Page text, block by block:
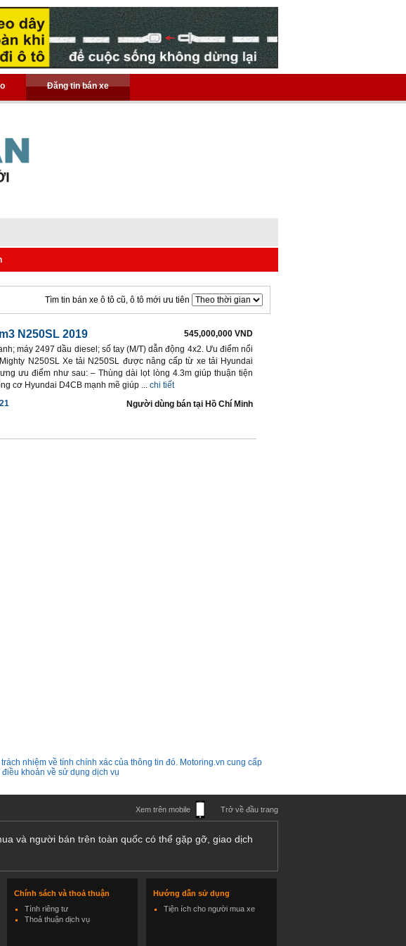
Đăng tin bán xe
Tìm tin bán xe ô tô cũ, ô tô mới ưu tiên
N250SL 2019
545,000,000 VND
máy 2497 dầu diesel; số tay (M/T) dẫn động 4x2. Ưu điểm nổi
N250SL Xe tải N250SL được nâng cấp từ xe tải Hyundai
ưu điểm như sau: – Thùng dài lọt lòng 4.3m giúp thuận tiện
cơ Hyundai D4CB mạnh mẽ giúp ... chi tiết
Người dùng bán tại Hồ Chí Minh
nhiệm về tính chính xác của thông tin đó. Motoring.vn cung cấp
khoản về sử dụng dịch vụ
Xem trên mobile Trở về đầu trang
và người bán trên toàn quốc có thể gặp gỡ, giao dịch
Chính sách và thoả thuận
Tính riêng tư
Thoả thuận dịch vụ
Hướng dẫn sử dụng
Tiện ích cho người mua xe